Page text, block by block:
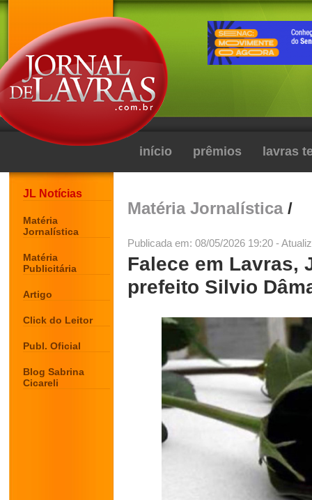
início prêmios lavras
JL Notícias
Matéria
Jornalística
Matéria
Publicitária
Artigo
Click do Leitor
Publ. Oficial
Blog Sabrina
Cicareli
Matéria Jornalística/
Publicada em: 08/05/2026 19:20 -
Falece em Lavras,
prefeito Silvio